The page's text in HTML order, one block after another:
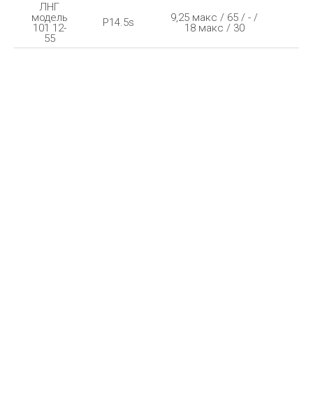
ЛНГ
модель
101 12-
55
P14.5s
9,25 макс / 65 / - /
18 макс / 30